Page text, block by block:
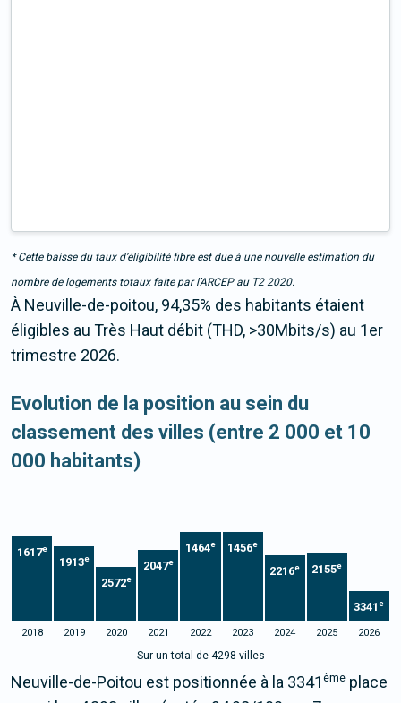
* Cette baisse du taux d’éligibilité fibre est due à une nouvelle estimation du
nombre de logements totaux faite par l’ARCEP au T2 2020.
À Neuville-de-poitou, 94,35% des habitants étaient
éligibles au Très Haut débit (THD, >30Mbits/s) au 1er
trimestre 2026.
Evolution de la position au sein du
classement des villes (entre 2 000 et 10
000 habitants)
1617e
1913e
2572e
2047e
1464e 1456e
2216e 2155e
3341e
2018 2019 2020 2021 2022 2023 2024 2025 2026
Sur un total de 4298 villes
Neuville-de-Poitou est positionnée à la 3341 ème place